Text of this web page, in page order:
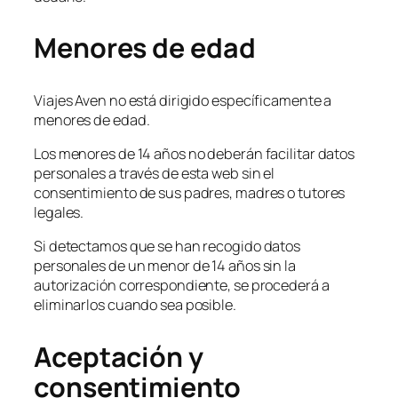
Menores de edad
Viajes Aven no está dirigido específicamente a
menores de edad.
Los menores de 14 años no deberán facilitar datos
personales a través de esta web sin el
consentimiento de sus padres, madres o tutores
legales.
Si detectamos que se han recogido datos
personales de un menor de 14 años sin la
autorización correspondiente, se procederá a
eliminarlos cuando sea posible.
Aceptación y
consentimiento